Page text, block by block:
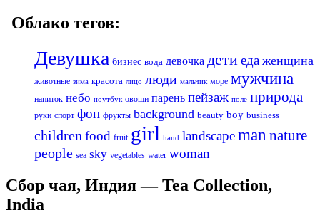
Облако тегов:
Девушка бизнес вода девочка детиеда женщина
животные зима красота лицо люди мальчик море мужчина
напиток небо ноутбук овощи парень пейзаж поле природа
руки спорт фон фрукты background beauty boy business
childrenfood fruit girl hand landscapeman nature
people sea sky vegetables water woman
Сбор чая, Индия — Tea Collection,
India